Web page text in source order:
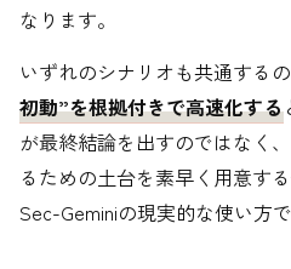
なります。
いずれのシナリオも共通するの
初動”を根拠付きで高速化する
が最終結論を出すのではなく
るための土台を素早く用意す
Sec-Geminiの現実的な使い方で